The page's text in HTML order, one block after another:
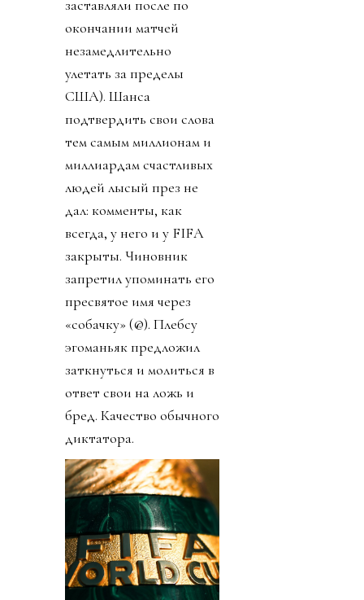
заставляли после по
окончании матчей
незамедлительно
улетать за пределы
США). Шанса
подтвердить свои слова
тем самым миллионам и
миллиардам счастливых
людей лысый през не
дал: комменты, как
всегда, у него и у FIFA
закрыты. Чиновник
запретил упоминать его
пресвятое имя через
«собачку» (@). Плебсу
эгоманьяк предложил
заткнуться и молиться в
ответ свои на ложь и
бред. Качество обычного
диктатора.